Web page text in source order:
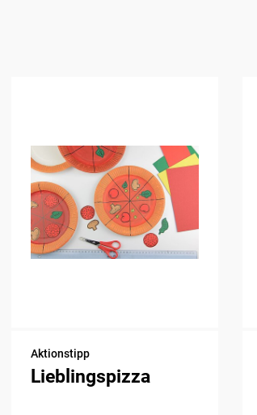
Aktionstipp
Lieblingspizza